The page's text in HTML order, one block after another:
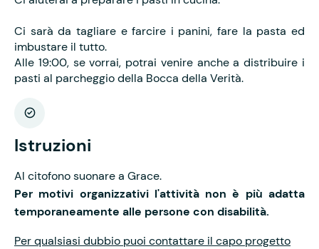
Ci sarà da tagliare e farcire i panini, fare la pasta ed
imbustare il tutto.
Alle 19:00, se vorrai, potrai venire anche a distribuire i
pasti al parcheggio della Bocca della Verità.
Istruzioni
Al citofono suonare a Grace.
Per motivi organizzativi l'attività non è più adatta
temporaneamente alle persone con disabilità.
Per qualsiasi dubbio puoi contattare il capo progetto